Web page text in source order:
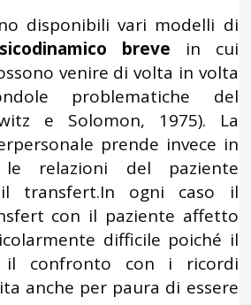
disponibili vari modelli di
breve in cui
venire di volta in volta
problematiche del
e Solomon, 1975). La
prende invece in
le relazioni del paziente
transfert.In ogni caso il
con il paziente affetto
difficile poiché il
il confronto con i ricordi
anche per paura di essere